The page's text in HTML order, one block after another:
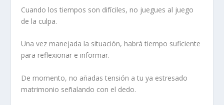
Cuando los tiempos son difíciles, no juegues al juego
de la culpa.
Una vez manejada la situación, habrá tiempo suficiente
para reflexionar e informar.
De momento, no añadas tensión a tu ya estresado
matrimonio señalando con el dedo.